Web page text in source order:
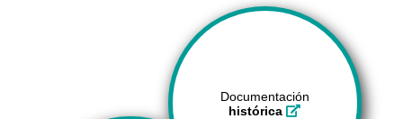
Documentación
histórica